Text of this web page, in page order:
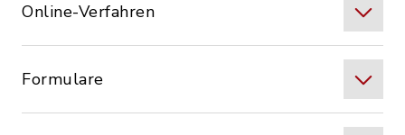
Online-Verfahren
Formulare